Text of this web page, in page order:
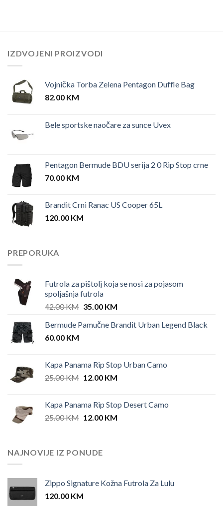
IZDVOJENI PROIZVODI
Vojnička Torba Zelena Pentagon Duffle Bag
82.00 KM
Bele sportske naočare za sunce Uvex
Pentagon Bermude BDU serija 2 0 Rip Stop crne
70.00 KM
Brandit Crni Ranac US Cooper 65L
120.00 KM
PREPORUKA
Futrola za pištolj koja se nosi za pojasom
spoljašnja futrola
42.00KM Original
was:
35.00 KMCurrent
is:
Bermude Pamučne Brandit Urban Legend Black
60.00 KM
Kapa Panama Rip Stop Urban Camo
25.00KM Original
25.00 KM.
12.00 KMCurrent
12.00 KM.
Kapa Panama Rip Stop Desert Camo
25.00KM Original
25.00 KM.
12.00 KMCurrent
NAJNOVIJE IZ PONUDE
Zippo Signature Kožna Futrola Za Lulu
120.00 KM